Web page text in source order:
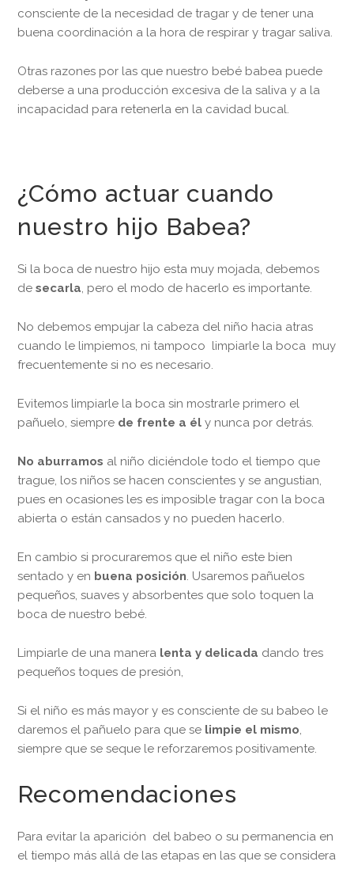
consciente de la necesidad de tragar y de tener una
buena coordinación a la hora de respirar y tragar saliva.
Otras razones por las que nuestro bebé babea puede
deberse a una producción excesiva de la saliva y a la
incapacidad para retenerla en la cavidad bucal.
¿Cómo actuar cuando
nuestro hijo Babea?
Si la boca de nuestro hijo esta muy mojada, debemos
desecarla, pero el modo de hacerlo es importante.
No debemos empujar la cabeza del niño hacia atras
cuando le limpiemos, ni tampoco limpiarle la boca muy
frecuentemente si no es necesario.
Evitemos limpiarle la boca sin mostrarle primero el
pañuelo, siempre de frente a él y nunca por detrás.
No aburramos al niño diciéndole todo el tiempo que
trague, los niños se hacen conscientes y se angustian,
pues en ocasiones les es imposible tragar con la boca
abierta o están cansados y no pueden hacerlo.
En cambio si procuraremos que el niño este bien
sentado y en buena posición. Usaremos pañuelos
pequeños, suaves y absorbentes que solo toquen la
boca de nuestro bebé.
Limpiarle de una manera lenta y delicada dando tres
pequeños toques de presión,
Si el niño es más mayor y es consciente de su babeo le
daremos el pañuelo para que se limpie el mismo,
siempre que se seque le reforzaremos positivamente.
Recomendaciones
Para evitar la aparición del babeo o su permanencia en
el tiempo más allá de las etapas en las que se considera